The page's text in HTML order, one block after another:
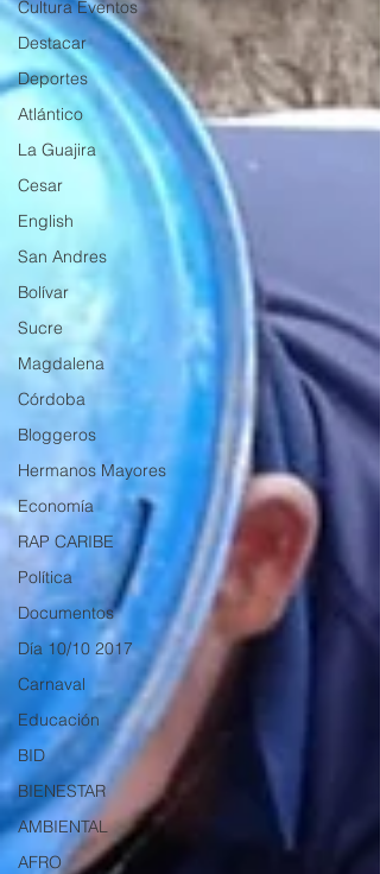
Cultura Eventos
Destacar
Deportes
Atlántico
La Guajira
Cesar
English
San Andres
Bolívar
Sucre
Magdalena
Córdoba
Bloggeros
Hermanos Mayores
Economía
RAP CARIBE
Política
Documentos
Día 10/10 2017
Carnaval
Educación
BID
BIENESTAR
AMBIENTAL
AFRO